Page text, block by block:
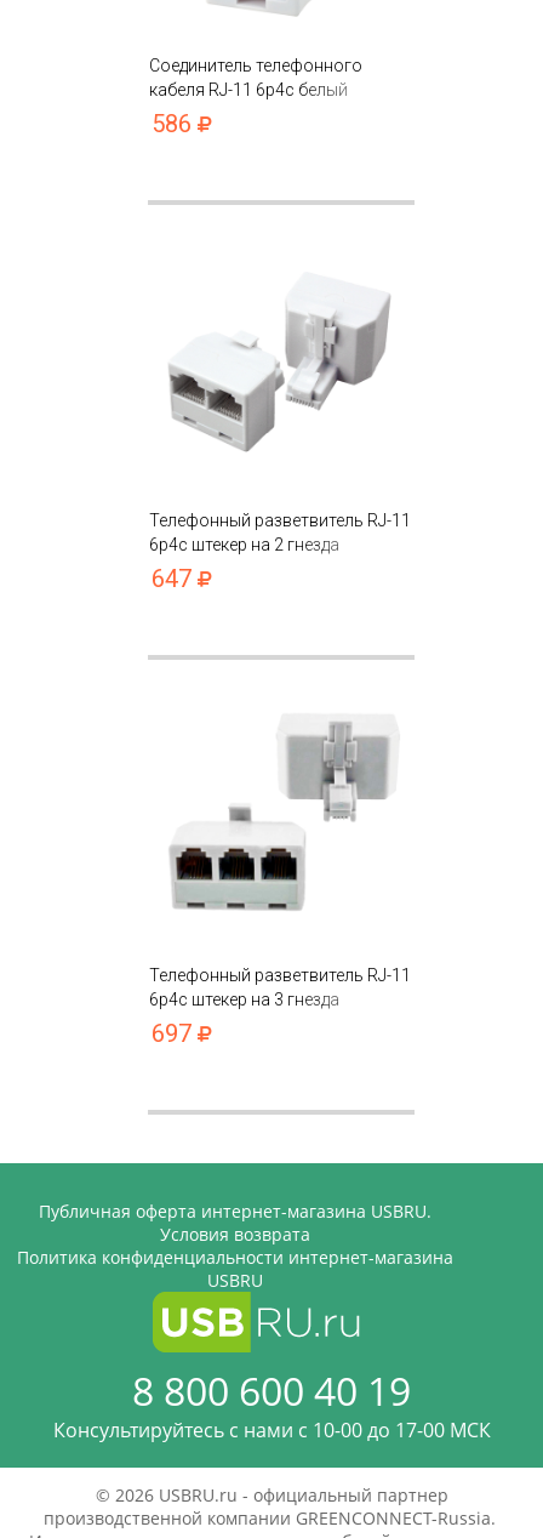
Соединитель телефонного
кабеля RJ-11 6p4c белый
586
Телефонный разветвитель RJ-11
6p4c штекер на 2 гнезда
647
Телефонный разветвитель RJ-11
6p4c штекер на 3 гнезда
697
Публичная оферта интернет-магазина USBRU.
Условия возврата
Политика конфиденциальности интернет-магазина
USBRU
8 800 600 40 19
Консультируйтесь с нами c 10-00 до 17-00 МСК
© 2026 USBRU.ru - официальный партнер
производственной компании GREENCONNECT-Russia.